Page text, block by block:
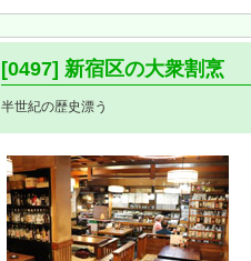
[0497] 新宿区の大衆割烹
半世紀の歴史漂う